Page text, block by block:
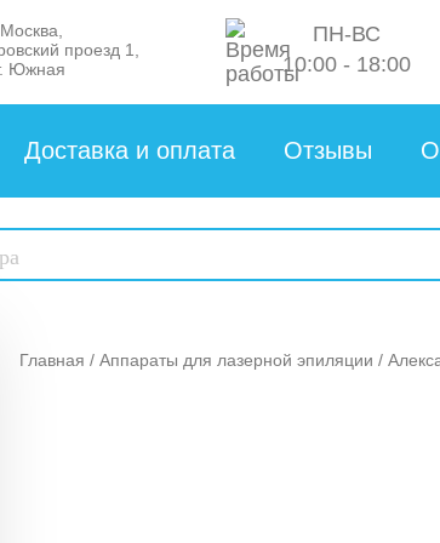
Москва,
проезд 1,
Южная
ПН-ВС
10:00 - 18:00
Доставка и оплата Отзывы
Главная / Аппараты для лазерной эпиляции /